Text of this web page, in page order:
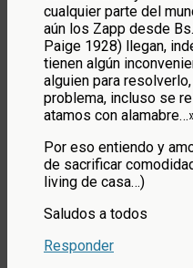
cualquier parte del
aún los Zapp desde
Paige 1928) llegan,
tienen algún
alguien para
problema, incluso se
atamos con
Por eso entiendo y
de sacrificar
living de casa…)
Saludos a todos
Responder